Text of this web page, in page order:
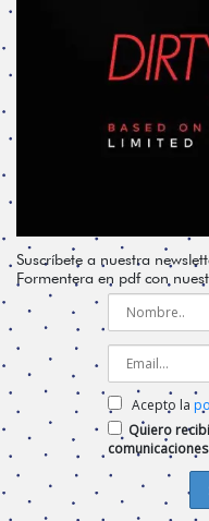
Suscríbete a nuestra
Formentera en pdf con
Acepto la
Quiero